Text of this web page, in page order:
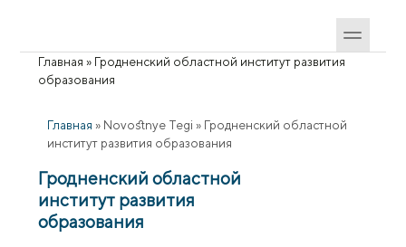
Вы здесь
Главная » Гродненский областной институт развития
образования
Главная » Novostnye Tegi » Гродненский областной
институт развития образования
Гродненский областной
институт развития
образования